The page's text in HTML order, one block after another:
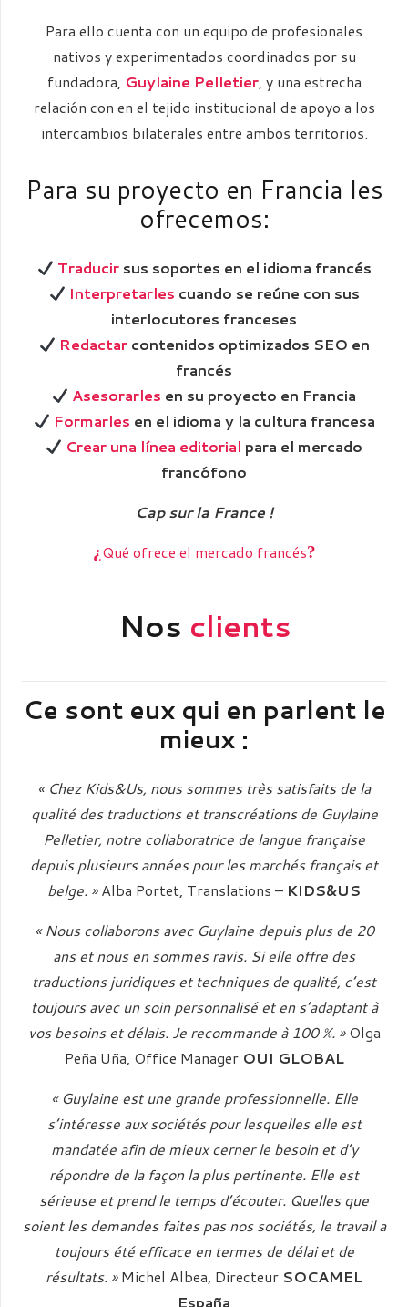
Para ello cuenta con un equipo de profesionales
nativos y experimentados coordinados por su
fundadora, Guylaine Pelletier, y una estrecha
relación con en el tejido institucional de apoyo a los
intercambios bilaterales entre ambos territorios.
Para su proyecto en Francia les
ofrecemos:
Traducirsus soportes en el idioma francés
Interpretarles cuando se reúne con sus
interlocutores franceses
Redactarcontenidos optimizados SEO en
francés
Asesorarles en su proyecto en Francia
Formarles en el idioma y la cultura francesa
Crear una línea editorial para el mercado
francófono
Cap sur la France !
¿Qué ofrece el mercado francés?
Nos clients
Ce sont eux qui en parlent le
mieux :
« Chez Kids&Us, nous sommes très satisfaits de la
qualité des traductions et transcréations de Guylaine
Pelletier, notre collaboratrice de langue française
depuis plusieurs années pour les marchés français et
belge. »Alba Portet, Translations – KIDS&US
« Nous collaborons avec Guylaine depuis plus de 20
ans et nous en sommes ravis. Si elle offre des
traductions juridiques et techniques de qualité, c’est
toujours avec un soin personnalisé et en s’adaptant à
vos besoins et délais. Je recommande à 100 %. »Olga
Peña Uña, Office Manager OUI GLOBAL
« Guylaine est une grande professionnelle. Elle
s’intéresse aux sociétés pour lesquelles elle est
mandatée afin de mieux cerner le besoin et d’y
répondre de la façon la plus pertinente. Elle est
sérieuse et prend le temps d’écouter. Quelles que
soient les demandes faites pas nos sociétés, le travail a
toujours été efficace en termes de délai et de
résultats. »Michel Albea, Directeur SOCAMEL
España